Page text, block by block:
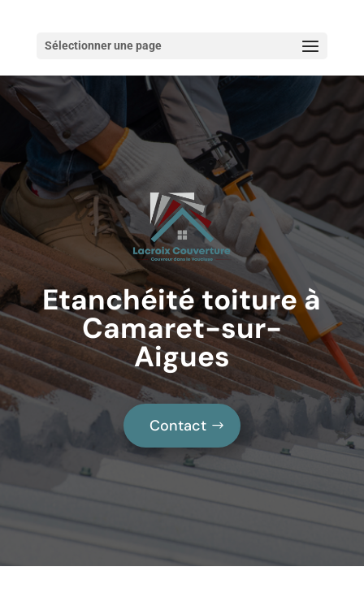
Sélectionner une page
Etanchéité toiture à
Camaret-sur-
Aigues
Contact